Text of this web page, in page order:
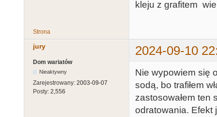
kleju z grafitem
Strona
jury 2024-09-10
Dom wariatów
Nieaktywny
Zarejestrowany: 2003-09-07
Posty: 2,556
Nie wypowiem się
sodą, bo trafiłem
zastosowałem ten
odratowania. Efekt